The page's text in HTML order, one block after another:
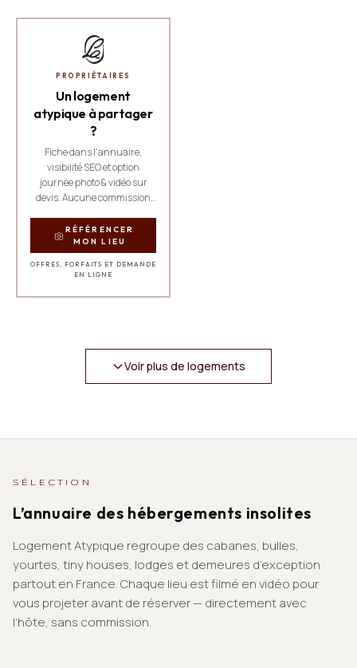
PROPRIÉTAIRES
Un logement
atypique à partager
?
Fiche dans l'annuaire,
visibilité SEO et option
journée photo & vidéo sur
devis. Aucune commission
RÉFÉRENCER
MON LIEU
OFFRES, FORFAITS ET DEMANDE
EN LIGNE
Voir plus de logements
SÉLECTION
L’annuaire des hébergements insolites
Logement Atypique regroupe des cabanes, bulles,
yourtes, tiny houses, lodges et demeures d’exception
partout en France. Chaque lieu est filmé en vidéo pour
vous projeter avant de réserver — directement avec
l’hôte, sans commission.